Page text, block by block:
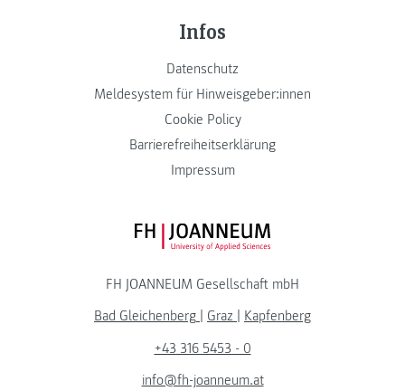
Infos
Datenschutz
Meldesystem für Hinweisgeber:innen
Cookie Policy
Barrierefreiheitserklärung
Impressum
FH JOANNEUM Logo
FH JOANNEUM Gesellschaft mbH
Bad Gleichenberg
Graz
Kapfenberg
+43 316 5453 - 0
info@fh-joanneum.at